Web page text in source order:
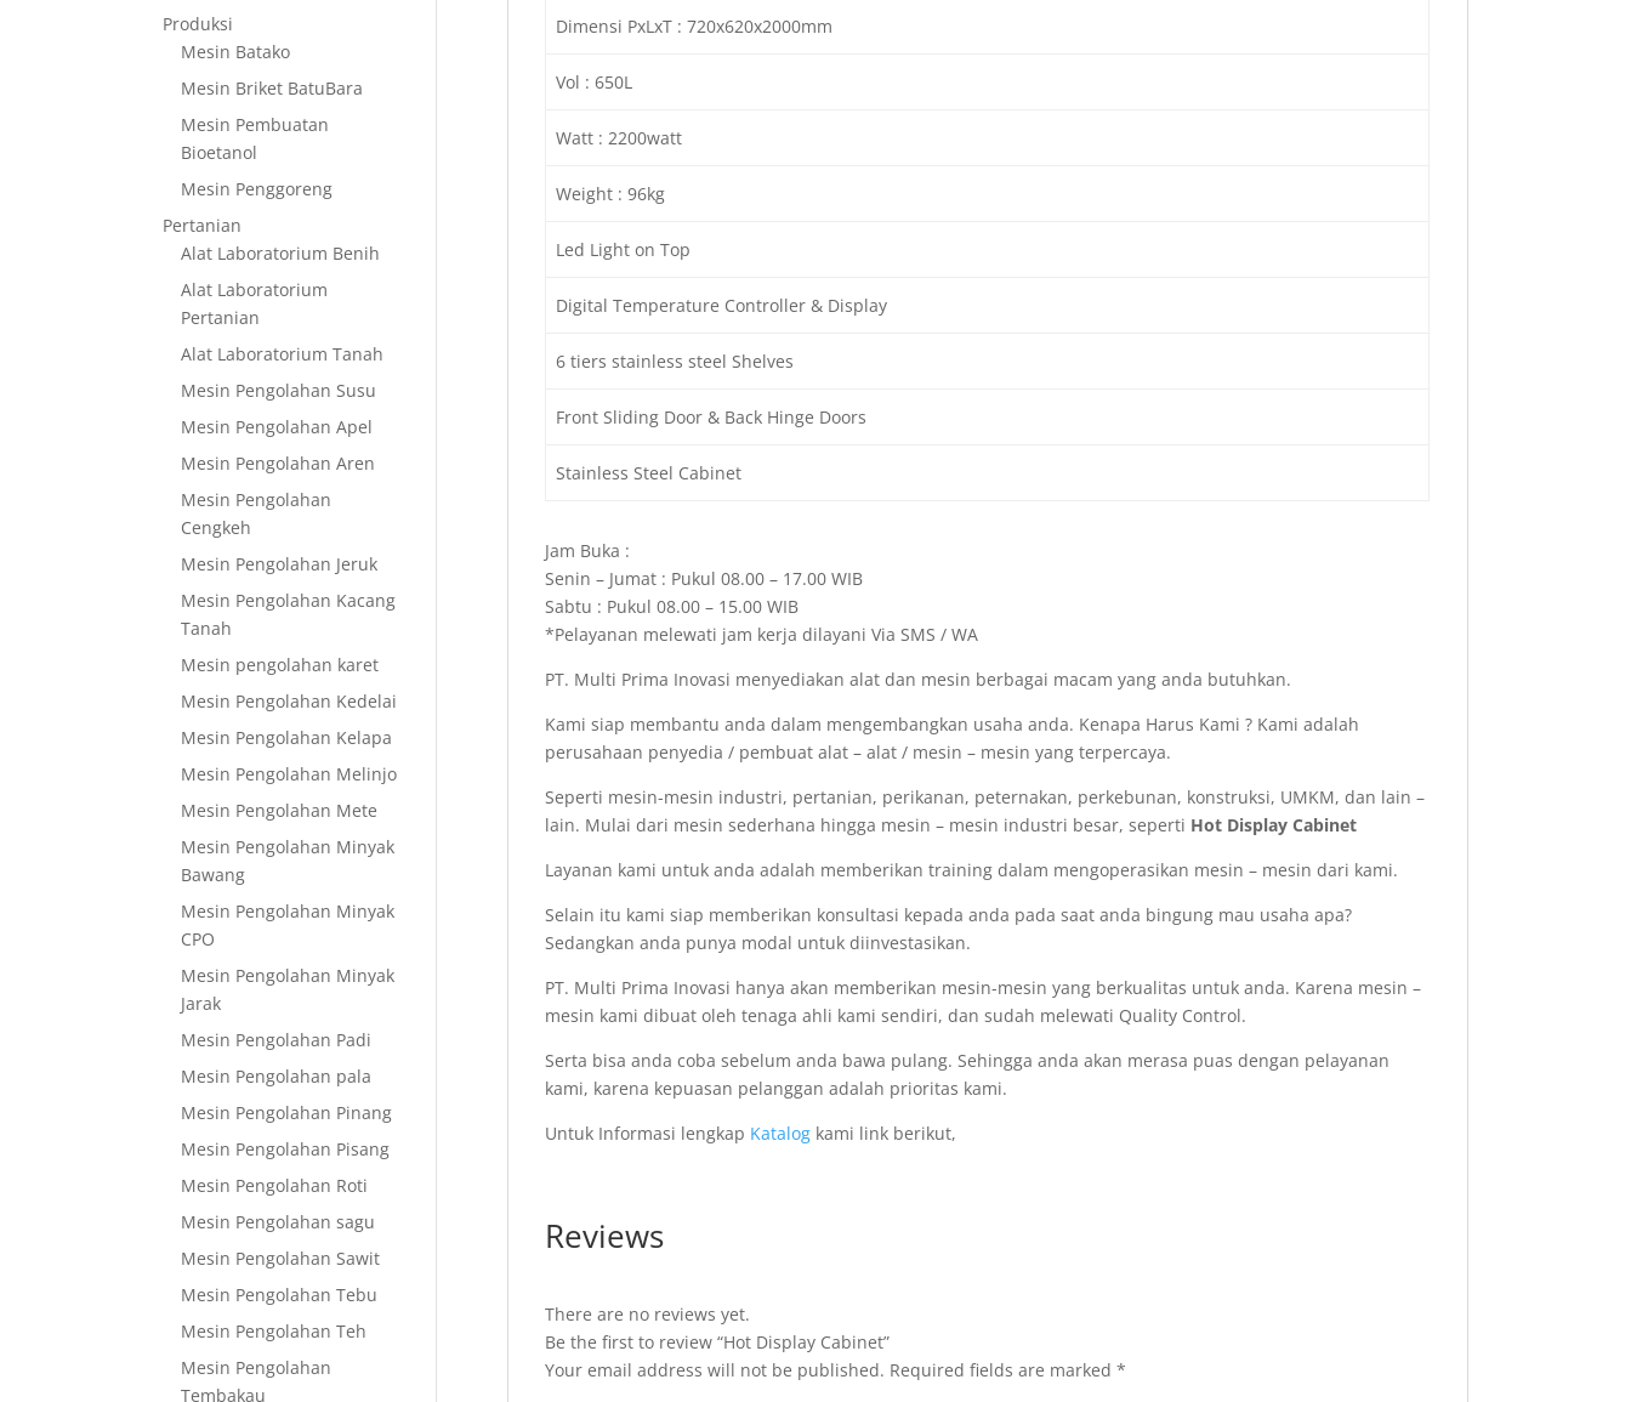
Dimensi PxLxT : 720x620x2000mm
Vol : 650L
Watt : 2200watt
Weight : 96kg
Led Light on Top
Digital Temperature Controller & Display
6 tiers stainless steel Shelves
Front Sliding Door & Back Hinge Doors
Stainless Steel Cabinet
Jam Buka :
Senin – Jumat : Pukul 08.00 – 17.00 WIB
Sabtu : Pukul 08.00 – 15.00 WIB
*Pelayanan melewati jam kerja dilayani Via SMS / WA
PT. Multi Prima Inovasi menyediakan alat dan mesin berbagai macam yang anda butuhkan.
Kami siap membantu anda dalam mengembangkan usaha anda. Kenapa Harus Kami ? Kami adalah
perusahaan penyedia / pembuat alat – alat / mesin – mesin yang terpercaya.
Seperti mesin-mesin industri, pertanian, perikanan, peternakan, perkebunan, konstruksi, UMKM, dan lain –
lain. Mulai dari mesin sederhana hingga mesin – mesin industri besar, seperti Hot Display Cabinet
Layanan kami untuk anda adalah memberikan training dalam mengoperasikan mesin – mesin dari kami.
Selain itu kami siap memberikan konsultasi kepada anda pada saat anda bingung mau usaha apa?
Sedangkan anda punya modal untuk diinvestasikan.
PT. Multi Prima Inovasi hanya akan memberikan mesin-mesin yang berkualitas untuk anda. Karena mesin –
mesin kami dibuat oleh tenaga ahli kami sendiri, dan sudah melewati Quality Control.
Serta bisa anda coba sebelum anda bawa pulang. Sehingga anda akan merasa puas dengan pelayanan
kami, karena kepuasan pelanggan adalah prioritas kami.
Untuk Informasi lengkap Katalogkami link berikut,
Reviews
There are no reviews yet.
Be the first to review “Hot Display Cabinet”
Your email address will not be published. Required fields are marked *
Produksi
Mesin Batako
Mesin Briket BatuBara
Mesin Pembuatan
Bioetanol
Mesin Penggoreng
Pertanian
Alat Laboratorium Benih
Alat Laboratorium
Pertanian
Alat Laboratorium Tanah
Mesin Pengolahan Susu
Mesin Pengolahan Apel
Mesin Pengolahan Aren
Mesin Pengolahan
Cengkeh
Mesin Pengolahan Jeruk
Mesin Pengolahan Kacang
Tanah
Mesin pengolahan karet
Mesin Pengolahan Kedelai
Mesin Pengolahan Kelapa
Mesin Pengolahan Melinjo
Mesin Pengolahan Mete
Mesin Pengolahan Minyak
Bawang
Mesin Pengolahan Minyak
CPO
Mesin Pengolahan Minyak
Jarak
Mesin Pengolahan Padi
Mesin Pengolahan pala
Mesin Pengolahan Pinang
Mesin Pengolahan Pisang
Mesin Pengolahan Roti
Mesin Pengolahan sagu
Mesin Pengolahan Sawit
Mesin Pengolahan Tebu
Mesin Pengolahan Teh
Mesin Pengolahan
Tembakau